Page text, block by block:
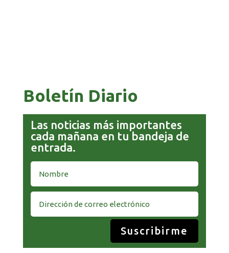
Boletín Diario
Las noticias más importantes
cada mañana en tu bandeja de
entrada.
Suscribirme